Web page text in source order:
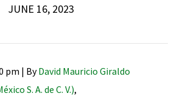
JUNE 16, 2023
pm | ByDavid Mauricio Giraldo
S. A. de C. V.),